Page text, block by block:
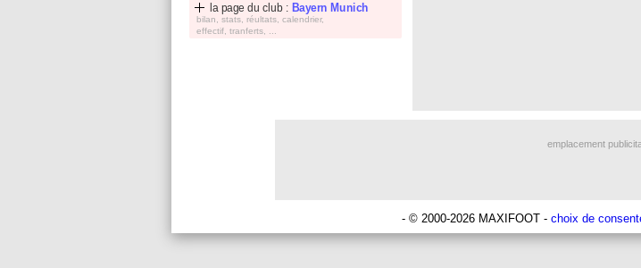
la page du club : Bayern Munich
bilan, stats, réultats, calendrier,
effectif, tranferts, ...
emplacement
- © 2000-2026 MAXIFOOT - choix de